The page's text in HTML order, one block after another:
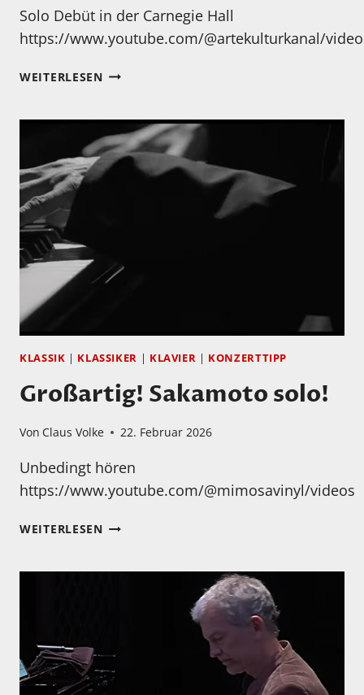
Solo Debüt in der Carnegie Hall
https://www.youtube.com/@artekulturkanal/
WEITERLESENMONTAG
MÖGEN
IHN,
ANDERE
KLASSIK | KLASSIKER | KLAVIER | KONZERTTIPP
Großartig! Sakamoto solo!
Von Claus Volke 22. Februar 2026
Unbedingt hören
https://www.youtube.com/@mimosavinyl/videos
WEITERLESENGROSSARTIG! S